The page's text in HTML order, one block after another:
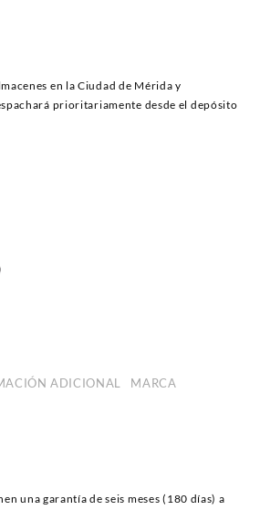
en la Ciudad de Mérida y
prioritariamente desde el depósito
ADICIONAL MARCA
una garantía de seis meses (180 días) a